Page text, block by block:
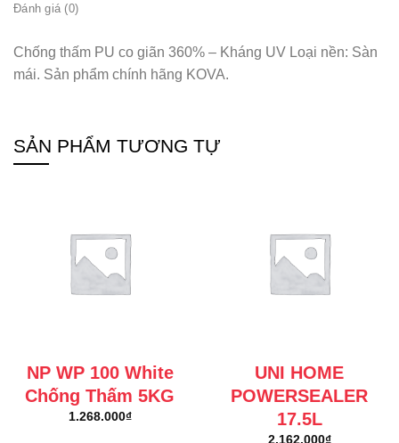
Đánh giá (0)
Chống thấm PU co giãn 360% – Kháng UV Loại nền: Sàn
mái. Sản phẩm chính hãng KOVA.
SẢN PHẨM TƯƠNG TỰ
NP WP 100 White
Chống Thấm 5KG
1.268.000₫
UNI HOME
POWERSEALER
17.5L
2.162.000₫